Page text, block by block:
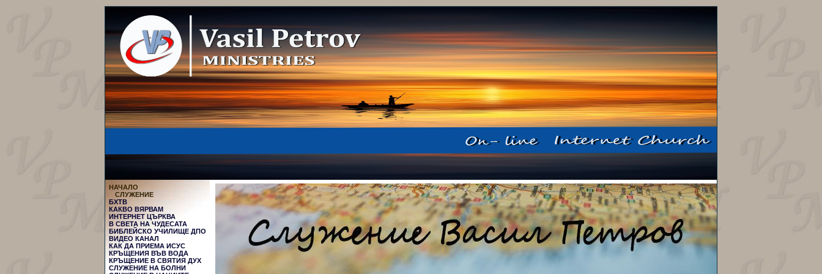
НАЧАЛО
СЛУЖЕНИЕ
БХТВ
КАКВО ВЯРВАМ
ИНТЕРНЕТ ЦЪРКВА
В СВЕТА НА ЧУДЕСАТА
БИБЛЕЙСКО УЧИЛИЩЕ ДПО
ВИДЕО КАНАЛ
КАК ДА ПРИЕМА ИСУС
КРЪЩЕНИЯ ВЪВ ВОДА
КРЪЩЕНИЕ В СВЯТИЯ ДУХ
СЛУЖЕНИЕ НА БОЛНИ